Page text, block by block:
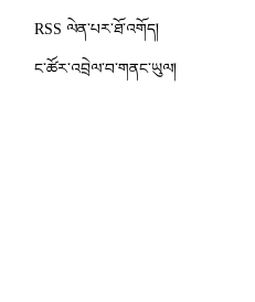
RSS ལེན་པར་ཐོ་འགོད།
ང་ཚོར་འབྲེལ་བ་གནང་ཡུལ།